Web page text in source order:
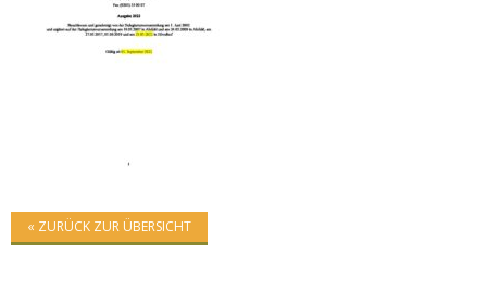
« ZURÜCK ZUR ÜBERSICHT